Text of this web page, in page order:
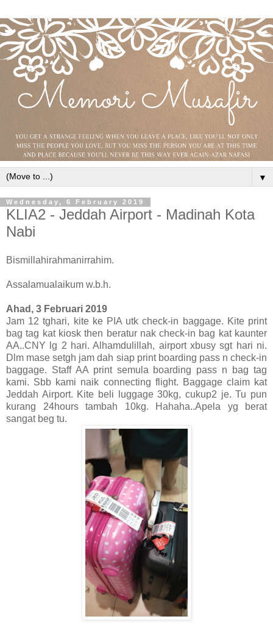
▼
Wednesday, 6 February 2019
KLIA2 - Jeddah Airport - Madinah Kota
Nabi
Bismillahirahmanirrahim.
Assalamualaikum w.b.h.
Ahad, 3 Februari 2019
Jam 12 tghari, kite ke PIA utk check-in baggage. Kite print
bag tag kat kiosk then beratur nak check-in bag kat kaunter
AA..CNY lg 2 hari. Alhamdulillah, airport xbusy sgt hari ni.
Dlm mase setgh jam dah siap print boarding pass n check-in
baggage. Staff AA print semula boarding pass n bag tag
kami. Sbb kami naik connecting flight. Baggage claim kat
Jeddah Airport. Kite beli luggage 30kg, cukup2 je. Tu pun
kurang 24hours tambah 10kg. Hahaha..Apela yg berat
sangat beg tu.